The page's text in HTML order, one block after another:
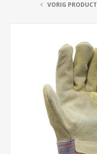
VORIG PRODUCT